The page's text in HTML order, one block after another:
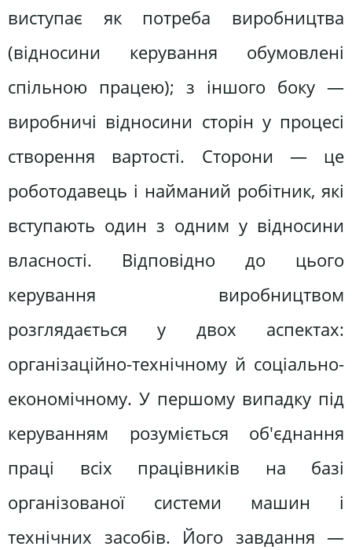
виступає як потреба виробництва
(відносини керування обумовлені
спільною працею); з іншого боку —
виробничі відносини сторін у процесі
створення вартості. Сторони — це
роботодавець і найманий робітник, які
вступають один з одним у відносини
власності. Відповідно до цього
керування виробництвом
розглядається у двох аспектах:
організаційно-технічному й соціально-
економічному. У першому випадку під
керуванням розуміється об'єднання
праці всіх працівників на базі
організованої системи машин і
технічних засобів. Його завдання —